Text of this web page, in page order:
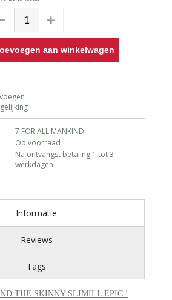
aan winkelwagen
7 FOR ALL MANKIND
Op voorraad
Na ontvangst betaling 1 tot 3
werkdagen
Informatie
Reviews
Tags
THE SKINNY SLIMILL EPIC !